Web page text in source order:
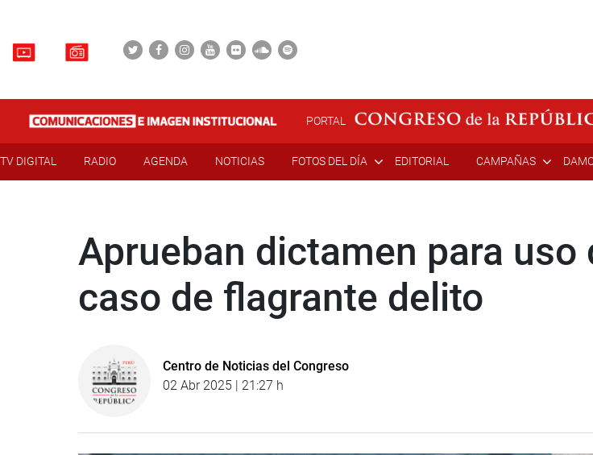
PORTAL
TV DIGITAL RADIO AGENDA NOTICIAS FOTOS DEL DÍA EDITORIAL CAMPAÑAS
Aprueban dictamen para uso
caso de flagrante delito
Centro de Noticias del Congreso
02 Abr 2025 | 21:27 h